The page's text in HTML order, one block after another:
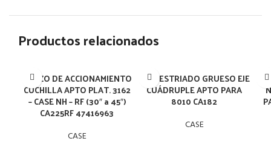
Productos relacionados
BRAZO DE ACCIONAMIENTO
CUCHILLA APTO PLAT. 3162
– CASE NH – RF (30″ a 45″)
CA225RF 47416963
CASE
BUJE ESTRIADO GRUESO EJE
CUÁDRUPLE APTO PARA
8010 CA182
CASE